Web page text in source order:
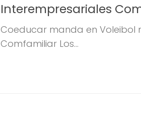
Interempresariales
Coeducar manda en Voleibol
Comfamiliar Los...